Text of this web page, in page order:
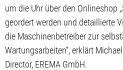
um die Uhr über den Onlineshop
geordert werden und detaillierte
die Maschinenbetreiber zur
Wartungsarbeiten“, erklärt
Director, EREMA GmbH.